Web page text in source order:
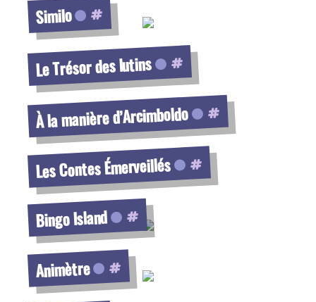
Similo
Le Trésor des lutins
À la manière d’Arcimboldo
Les Contes Émerveillés
Voir la fiche
Bingo Island
Voir la fiche
Animètre
Voir la fiche
Voir la fiche